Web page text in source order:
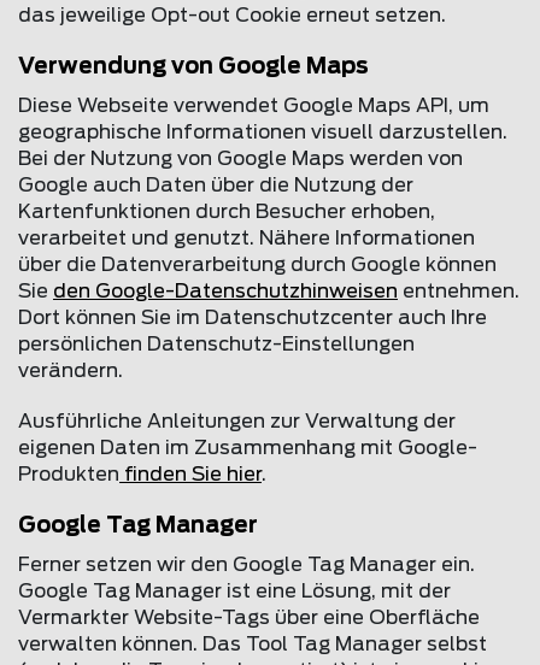
das jeweilige Opt-out Cookie erneut setzen.
Verwendung von Google Maps
Diese Webseite verwendet Google Maps API, um
geographische Informationen visuell darzustellen.
Bei der Nutzung von Google Maps werden von
Google auch Daten über die Nutzung der
Kartenfunktionen durch Besucher erhoben,
verarbeitet und genutzt. Nähere Informationen
über die Datenverarbeitung durch Google können
Sie den Google-Datenschutzhinweisen entnehmen.
Dort können Sie im Datenschutzcenter auch Ihre
persönlichen Datenschutz-Einstellungen
verändern.
Ausführliche Anleitungen zur Verwaltung der
eigenen Daten im Zusammenhang mit Google-
Produkten finden Sie hier.
Google Tag Manager
Ferner setzen wir den Google Tag Manager ein.
Google Tag Manager ist eine Lösung, mit der
Vermarkter Website-Tags über eine Oberfläche
verwalten können. Das Tool Tag Manager selbst